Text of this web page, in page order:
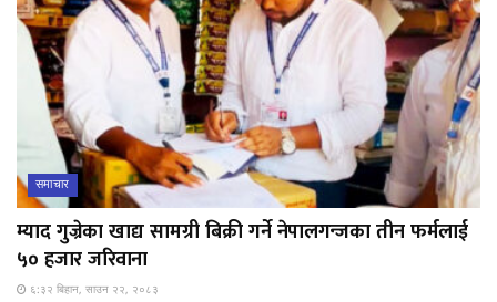
समाचार
म्याद गुज्रेका खाद्य सामग्री बिक्री गर्ने नेपालगन्जका तीन फर्मलाई
५० हजार जरिवाना
६:३२ बिहान, साउन २२, २०८३